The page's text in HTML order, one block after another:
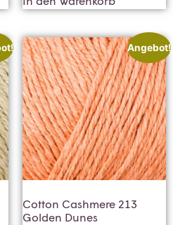
Angebot!
Cotton Cashmere 213
Golden Dunes